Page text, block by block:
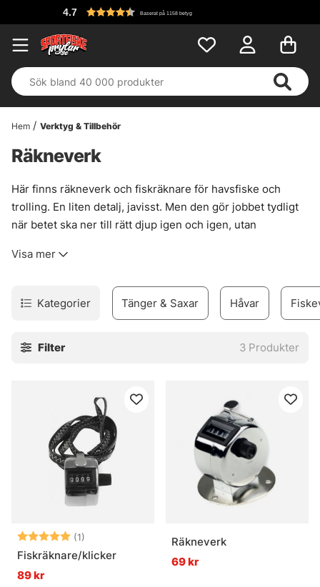
Baserat på 1158 betyg
Hem Verktyg & Tillbehör
Räkneverk
Här finns räkneverk och fiskräknare för havsfiske och
trolling. En liten detalj, javisst. Men den gör jobbet tydligt
när betet ska ner till rätt djup igen och igen, utan
Lösa räkneverk passar bra när en äldre trollingrulle saknar
funktion utan att hela setet byts ut. Montera på spöet och
få bättre kontroll över lina, djup och återkommande släpp.
precision. Lite enkel mekanik, mycket nytta.
Vanliga frågor om räkneverk
Vad är ett räkneverk?
Varför använder man ett fiskräkneverk?
Passar lösa räkneverk på äldre trollingrullar?
Visa mer
Kategorier Tänger & Saxar Håvar
Filter 3 Produkter
Betyg: (1)
5.0 utav 5 stjärnor
Fiskräknare/klicker
89 kr
Räkneverk
69 kr